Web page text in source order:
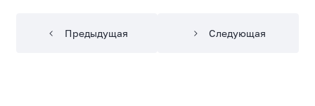
Предыдущая Следующая